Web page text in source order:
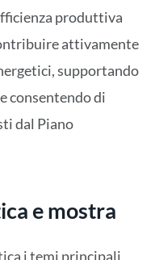
produttiva
attivamente
supportando
consentendo di
dal Piano
e mostra
i temi principali